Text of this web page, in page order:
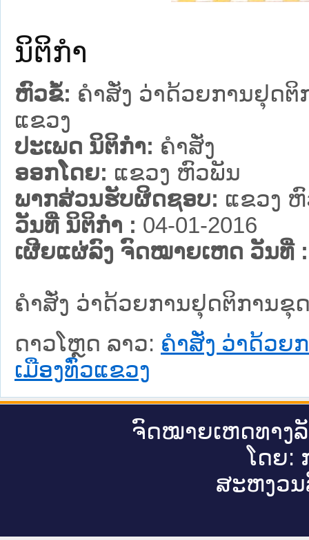
ນິຕິກໍາ
ຫົວຂໍ້: ຄຳສັ່ງ ວ່າດ້ວຍການຢຸດຕິ
ແຂວງ
ປະເພດ ນິຕິກໍາ: ຄໍາສັ່ງ
ອອກໂດຍ: ແຂວງ ຫົວພັນ
ພາກສ່ວນຮັບຜິດຊອບ: ແຂວງ
ວັນທີ່ ນິຕິກໍາ : 04-01-2016
ເຜີຍແຜ່ລົງ ຈົດໝາຍເຫດ ວັນທີ່ :
ຄຳສັ່ງ ວ່າດ້ວຍການຢຸດຕິການຂຸ
ດາວໂຫຼດ ລາວ: ຄຳສັ່ງ ວ່າດ້ວຍ
ເມືອງທົ່ວແຂວງ
ຈົດ​ໝາຍ​ເຫດ​ທາງ​
ໂດຍ:
ສະ​ຫງວນ​